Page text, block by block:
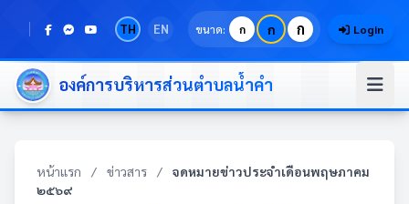
TH EN ขนาด: ก ก ก Login
องค์การบริหารส่วนตำบลน้ำคำ
หน้าแรก / ข่าวสาร /
จดหมายข่าวประจำเดือนพฤษภาคม
๒๕๖๙